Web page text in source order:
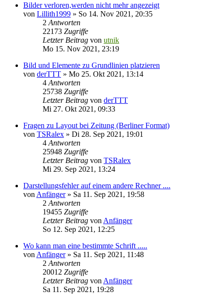
Bilder verloren,werden nicht mehr angezeigt
von Lillith1999 » So 14. Nov 2021, 20:35
2 Antworten
22173 Zugriffe
Letzter Beitrag von utnik
Mo 15. Nov 2021, 23:19
Bild und Elemente zu Grundlinien platzieren
von derTTT » Mo 25. Okt 2021, 13:14
4 Antworten
25738 Zugriffe
Letzter Beitrag von derTTT
Mi 27. Okt 2021, 09:33
Fragen zu Layout bei Zeitung (Berliner Format)
von TSRalex » Di 28. Sep 2021, 19:01
4 Antworten
25948 Zugriffe
Letzter Beitrag von TSRalex
Mi 29. Sep 2021, 13:24
Darstellungsfehler auf einem andere Rechner ....
von Anfänger» Sa 11. Sep 2021, 19:58
2 Antworten
19455 Zugriffe
Letzter Beitrag von Anfänger
So 12. Sep 2021, 12:25
Wo kann man eine bestimmte Schrift .....
von Anfänger» Sa 11. Sep 2021, 11:48
2 Antworten
20012 Zugriffe
Letzter Beitrag von Anfänger
Sa 11. Sep 2021, 19:28